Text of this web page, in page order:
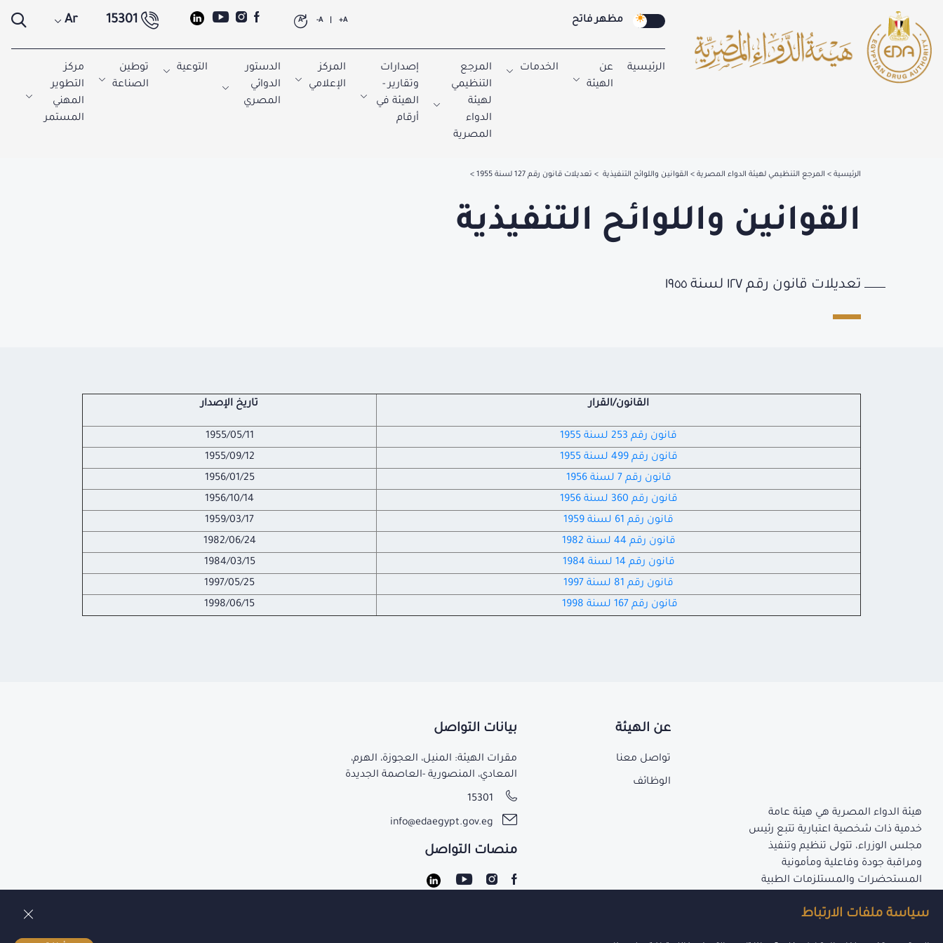
سياسة ملفات الارتباط
مظهر فاتح A+
A-
A
15301
Ar
الرئيسية
عن
الهيئة
الخدمات
المرجع
التنظيمي
لهيئة
الدواء
المصرية
إصدارات
وتقارير -
الهيئة في
أرقام
المركز
الإعلامي
الدستور
الدوائي
المصري
التوعية
توطين
الصناعة
مركز
التطوير
المهني
المستمر
الرئيسية المرجع التنظيمي لهيئة الدواء المصرية القوانين واللوائح التنفيذية تعديلات قانون رقم 127 لسنة 1955
القوانين واللوائح التنفيذية
تعديلات قانون رقم ١٢٧ لسنة ١٩٥٥
القانون/القرار تاريخ الإصدار
قانون رقم 253 لسنة 1955
1955/05/11
قانون رقم 499 لسنة 1955
1955/09/12
قانون رقم 7 لسنة 1956
1956/01/25
قانون رقم 360 لسنة 1956
1956/10/14
قانون رقم 61 لسنة 1959
1959/03/17
قانون رقم 44 لسنة 1982
1982/06/24
قانون رقم 14 لسنة 1984
1984/03/15
قانون رقم 81 لسنة 1997
1997/05/25
قانون رقم 167 لسنة 1998
1998/06/15
هيئة الدواء المصرية هي هيئة عامة
خدمية ذات شخصية اعتبارية تتبع رئيس
مجلس الوزراء، تتولى تنظيم وتنفيذ
ومراقبة جودة وفاعلية ومأمونية
المستحضرات والمستلزمات الطبية
الهيئة.
عن الهيئة
تواصل معنا
الوظائف
بيانات التواصل
مقرات الهيئة: المنيل، العجوزة، الهرم،
المعادي، المنصورية -العاصمة الجديدة
15301
info@edaegypt.gov.eg
منصات التواصل